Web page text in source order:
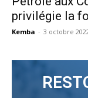
privilégie la
Kemba - 3 octobre